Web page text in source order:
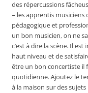
des répercussions
– les apprentis
pédagogique et
un bon musicien, on ne
c’est à dire la scène. Il
haut niveau et de
être un bon concertiste il
quotidienne. Ajoutez le
à la maison sur des